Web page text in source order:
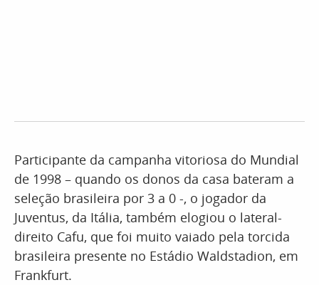
Participante da campanha vitoriosa do Mundial
de 1998 – quando os donos da casa bateram a
seleção brasileira por 3 a 0 -, o jogador da
Juventus, da Itália, também elogiou o lateral-
direito Cafu, que foi muito vaiado pela torcida
brasileira presente no Estádio Waldstadion, em
Frankfurt.